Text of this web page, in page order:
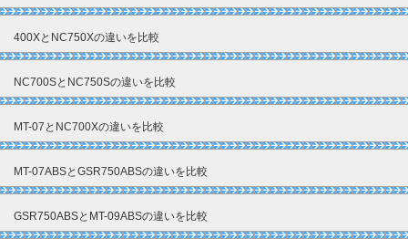
400XとNC750Xの違いを比較
NC700SとNC750Sの違いを比較
MT-07とNC700Xの違いを比較
MT-07ABSとGSR750ABSの違いを比較
GSR750ABSとMT-09ABSの違いを比較